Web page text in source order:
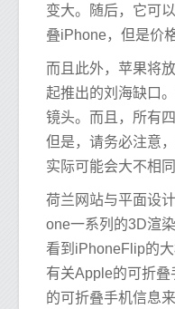
变大。随后，它可
叠iPhone，但是价
而且此外，苹果将
起推出的刘海缺口
镜头。而且，所有
但是，请务必注意
实际可能会大不相同
荷兰网站与平面设
one一系列的3D渲
看到iPhoneFlip的
有关Apple的可折
的可折叠手机信息